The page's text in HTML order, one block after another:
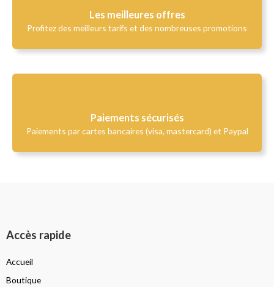
Les meilleures offres
Profitez des meilleurs tarifs et des nombreuses promotions
Paiements sécurisés
Paiements par cartes bancaires (visa, mastercard) et Paypal
Accès rapide
Accueil
Boutique